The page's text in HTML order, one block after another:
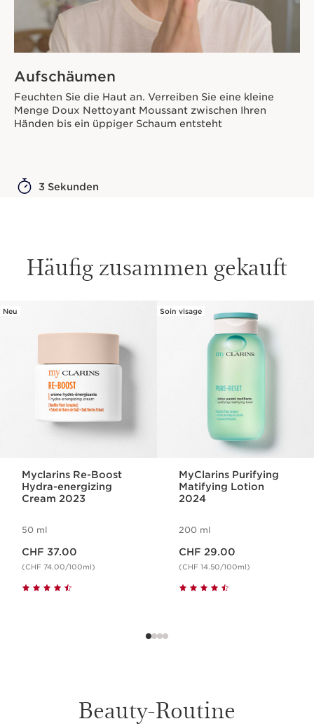
Aufschäumen
Feuchten Sie die Haut an. Verreiben Sie eine kleine
Menge Doux Nettoyant Moussant zwischen Ihren
Händen bis ein üppiger Schaum entsteht
3 Sekunden
Häufig zusammen gekauft
Neu
Myclarins Re-Boost
Hydra-energizing
Cream 2023
50 ml
CHF 37.00
(CHF 74.00/100ml)
Soin visage
MyClarins Purifying
Matifying Lotion
2024
200 ml
CHF 29.00
(CHF 14.50/100ml)
Beauty-Routine